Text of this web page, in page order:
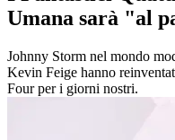
Umana sarà "al
Johnny Storm nel mondo
Kevin Feige hanno
Four per i giorni nostri.